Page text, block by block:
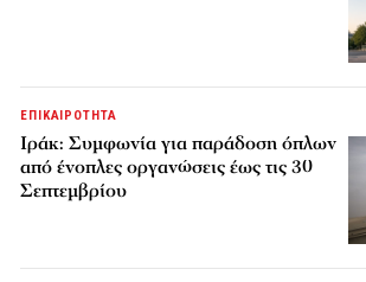
ΕΠΙΚΑΙΡΟΤΗΤΑ
Ιράκ: Συμφωνία για παράδοση όπλων
από ένοπλες οργανώσεις έως τις 30
Σεπτεμβρίου